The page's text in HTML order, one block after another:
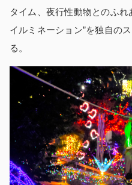
タイム、夜行性動物とのふ
イルミネーション”を独自の
る。